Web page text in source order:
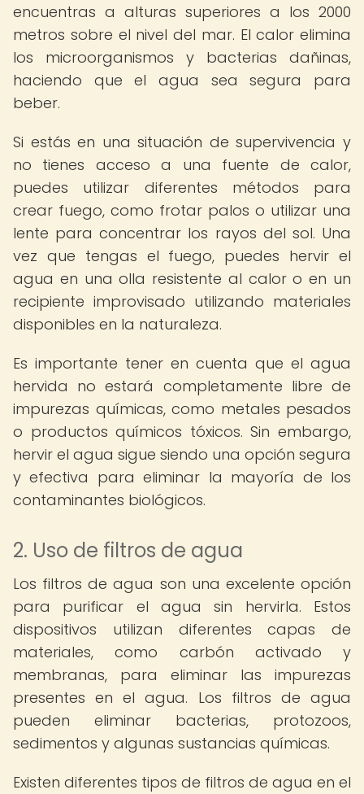
encuentras a alturas superiores a los 2000
metros sobre el nivel del mar. El calor elimina
los microorganismos y bacterias dañinas,
haciendo que el agua sea segura para
beber.
Si estás en una situación de supervivencia y
no tienes acceso a una fuente de calor,
puedes utilizar diferentes métodos para
crear fuego, como frotar palos o utilizar una
lente para concentrar los rayos del sol. Una
vez que tengas el fuego, puedes hervir el
agua en una olla resistente al calor o en un
recipiente improvisado utilizando materiales
disponibles en la naturaleza.
Es importante tener en cuenta que el agua
hervida no estará completamente libre de
impurezas químicas, como metales pesados
o productos químicos tóxicos. Sin embargo,
hervir el agua sigue siendo una opción segura
y efectiva para eliminar la mayoría de los
contaminantes biológicos.
2. Uso de filtros de agua
Los filtros de agua son una excelente opción
para purificar el agua sin hervirla. Estos
dispositivos utilizan diferentes capas de
materiales, como carbón activado y
membranas, para eliminar las impurezas
presentes en el agua. Los filtros de agua
pueden eliminar bacterias, protozoos,
sedimentos y algunas sustancias químicas.
Existen diferentes tipos de filtros de agua en el